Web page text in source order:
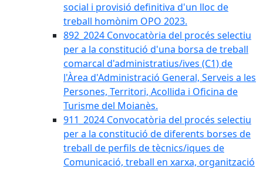
social i provisió definitiva d'un lloc de
treball homònim OPO 2023.
892_2024 Convocatòria del procés selectiu
per a la constitució d'una borsa de treball
comarcal d'administratius/ives (C1) de
l'Àrea d'Administració General, Serveis a les
Persones, Territori, Acollida i Oficina de
Turisme del Moianès.
911_2024 Convocatòria del procés selectiu
per a la constitució de diferents borses de
treball de perfils de tècnics/iques de
Comunicació, treball en xarxa, organització